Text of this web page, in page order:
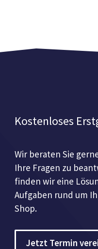
Kostenloses
Wir beraten Sie
Ihre Fragen zu
finden wir eine
Aufgaben rund um
Shop.
Jetzt Termin